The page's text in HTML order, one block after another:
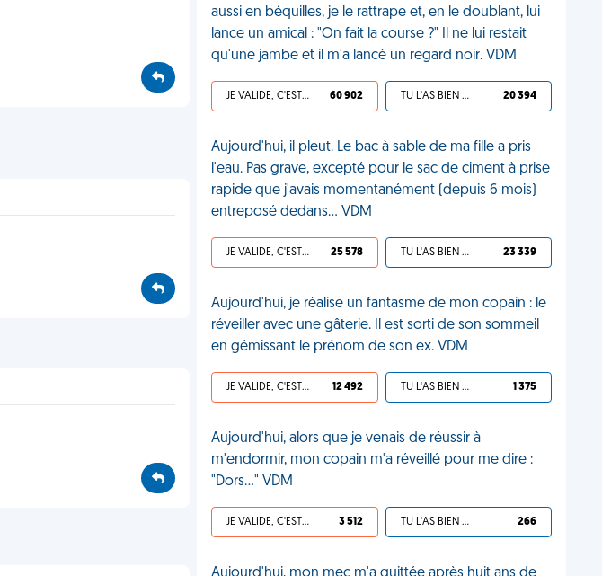
aussi en béquilles, je le rattrape et, en le doublant, lui
lance un amical : "On fait la course ?" Il ne lui restait
qu'une jambe et il m'a lancé un regard noir. VDM
JE VALIDE, C'EST UNE VDM 60 902 TU L'AS BIEN MÉRITÉ 20 394
Aujourd'hui, il pleut. Le bac à sable de ma fille a pris
l'eau. Pas grave, excepté pour le sac de ciment à prise
rapide que j'avais momentanément (depuis 6 mois)
entreposé dedans... VDM
JE VALIDE, C'EST UNE VDM 25 578 TU L'AS BIEN MÉRITÉ 23 339
Aujourd'hui, je réalise un fantasme de mon copain : le
réveiller avec une gâterie. Il est sorti de son sommeil
en gémissant le prénom de son ex. VDM
JE VALIDE, C'EST UNE VDM 12 492 TU L'AS BIEN MÉRITÉ 1 375
Aujourd'hui, alors que je venais de réussir à
m'endormir, mon copain m'a réveillé pour me dire :
"Dors…" VDM
JE VALIDE, C'EST UNE VDM 3 512 TU L'AS BIEN MÉRITÉ 266